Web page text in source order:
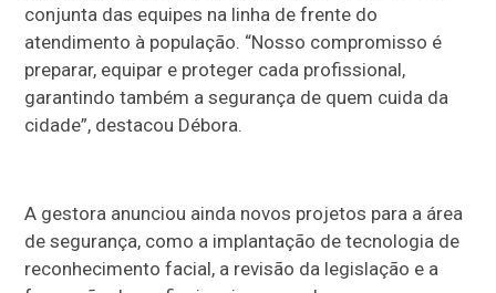
conjunta das equipes na linha de frente do
atendimento à população. “Nosso compromisso é
preparar, equipar e proteger cada profissional,
garantindo também a segurança de quem cuida da
cidade”, destacou Débora.
A gestora anunciou ainda novos projetos para a área
de segurança, como a implantação de tecnologia de
reconhecimento facial, a revisão da legislação e a